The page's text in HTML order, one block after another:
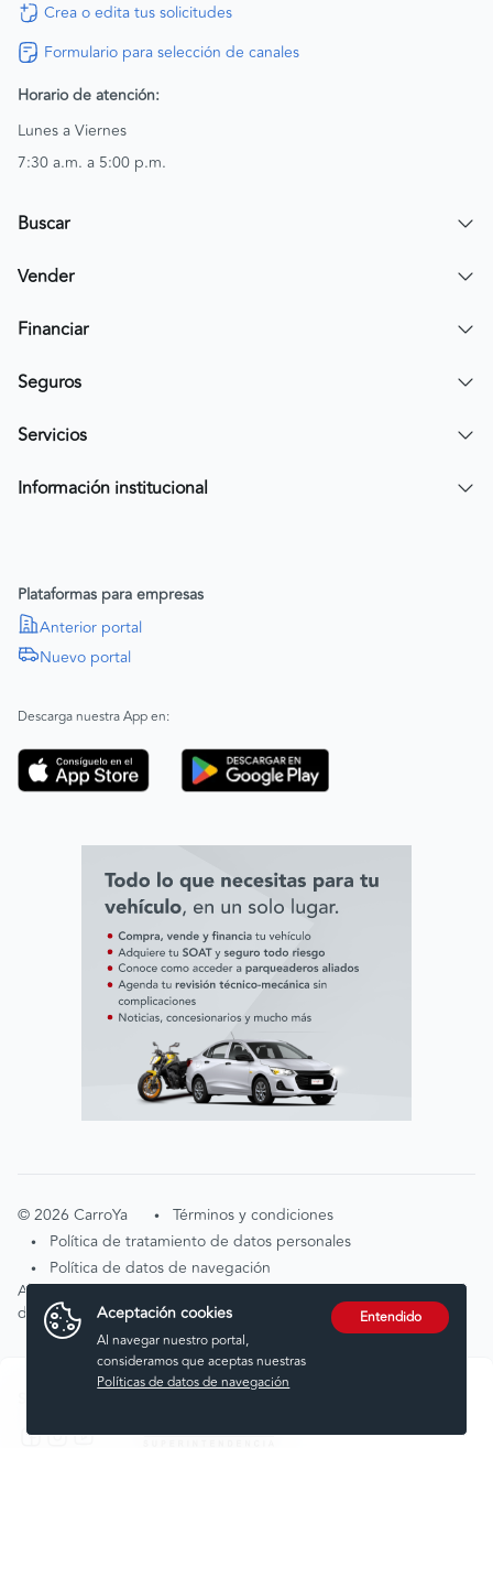
Crea o edita tus solicitudes
Formulario para selección de canales
Horario de atención:
Lunes a Viernes
7:30 a.m. a 5:00 p.m.
Buscar
Encuentra un carro
Vender
Publicar mi vehículo
Financiar
Simular crédito
Seguros
Compra tu SOAT
Servicios
Compra y Venta Segura
Información institucional
Política de Derechos Humanos
SAGRILAFT
Código de ética
Línea ética ADL digital Lab
Descarga nuestra App en:
Plataformas para empresas
Anterior portal
Nuevo portal
©2026 CarroYa • Términos y condiciones
• Política de tratamiento de datos personales
•
Política de datos de navegación
Atención de solicitudes por tratamiento de
datostratamientodedatos@carroya.com
Aceptación cookies
Al navegar nuestro portal,
consideramos que aceptas nuestras
Políticas de datos de navegación
Entendido